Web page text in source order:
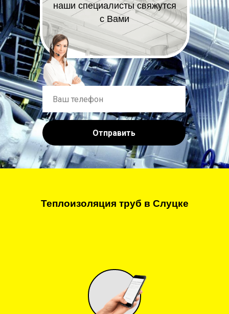
наши специалисты свяжутся
с Вами
Отправить
Теплоизоляция труб в Слуцке